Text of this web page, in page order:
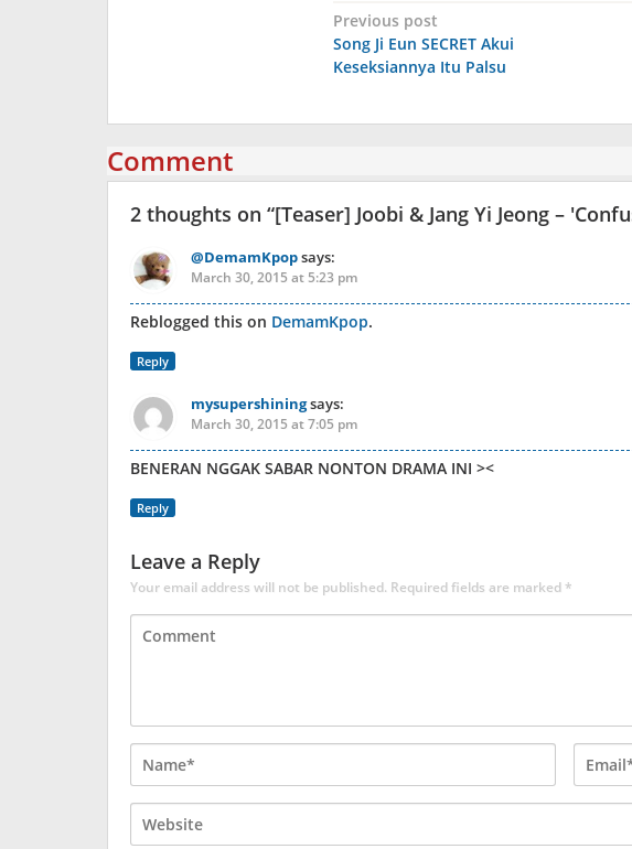
Post
navigation
Previous post
Song Ji Eun SECRET Akui
Keseksiannya Itu Palsu
Comment
2 thoughts on “[Teaser] Joobi & Jang Yi Jeong –
@DemamKpopsays:
March 30, 2015 at 5:23 pm
Reblogged this on DemamKpop.
Reply
mysupershiningsays:
March 30, 2015 at 7:05 pm
BENERAN NGGAK SABAR NONTON DRAMA INI ><
Reply
Leave a Reply
Your email address will not be published. Required fields are marked*